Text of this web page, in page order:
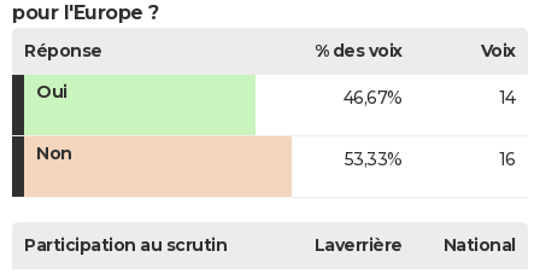
pour l'Europe ?
Réponse % des voix
Voix
Oui
46,67% 14
Non 53,33% 16
Participation au scrutin Laverrière National